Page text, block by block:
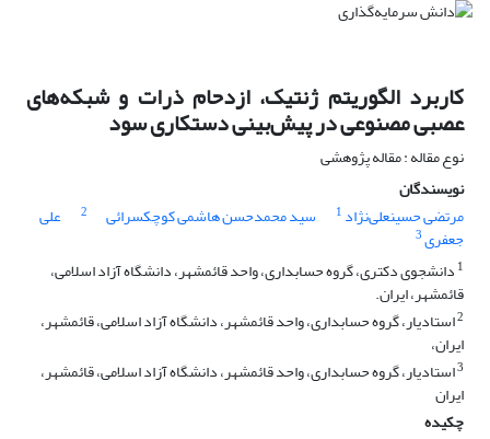
کاربرد الگوریتم ژنتیک، ازدحام ذرات و شبکه‌های
عصبی مصنوعی در پیش‌بینی دستکاری سود
نوع مقاله : مقاله پژوهشی
نویسندگان
مرتضی حسینعلی‌نژاد 1 سید محمدحسن هاشمی کوچکسرائی 2 علی
جعفری3
1 دانشجوی دکتری، گروه حسابداری، واحد قائمشهر، دانشگاه آزاد اسلامی،
قائمشهر، ایران.
2استادیار، گروه حسابداری، واحد قائمشهر، دانشگاه آزاد اسلامی، قائمشهر،
ایران،
3استادیار، گروه حسابداری، واحد قائمشهر، دانشگاه آزاد اسلامی، قائمشهر،
ایران
چکیده